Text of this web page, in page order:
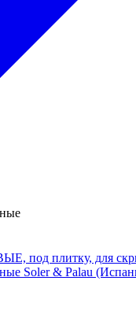
под плитку, для
Soler & Palau